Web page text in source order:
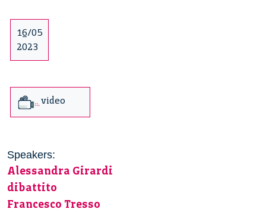
16/05
2023
video
Speakers:
Alessandra Girardi
dibattito
Francesco Tresso